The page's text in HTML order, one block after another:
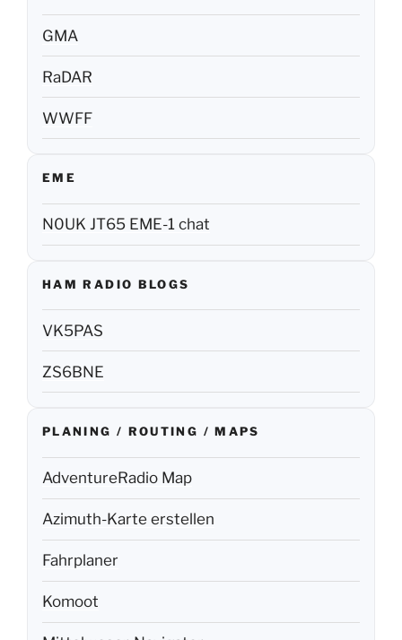
GMA
RaDAR
WWFF
EME
N0UK JT65 EME-1 chat
HAM RADIO BLOGS
VK5PAS
ZS6BNE
PLANING / ROUTING / MAPS
AdventureRadio Map
Azimuth-Karte erstellen
Fahrplaner
Komoot